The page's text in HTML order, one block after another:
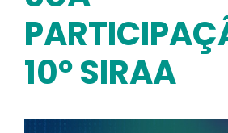
DE
JULHO/2026
–
FLAMBOYANT
GOIÂNIA
10º SIRAA